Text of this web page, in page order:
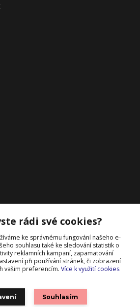
rádi své cookies?
ke správnému fungování našeho e-
souhlasu také ke sledování statistik o
reklamních kampaní, zapamatování
při používání stránek, či zobrazení
vašim preferencím. Více k využití cookies
Souhlasím